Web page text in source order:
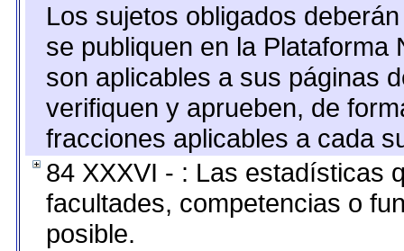
Los sujetos obligados
se publiquen en la
son aplicables a sus páginas
verifiquen y aprueben, de
fracciones aplicables a cada
84 XXXVI - : Las estadísticas
facultades, competencias o
posible.